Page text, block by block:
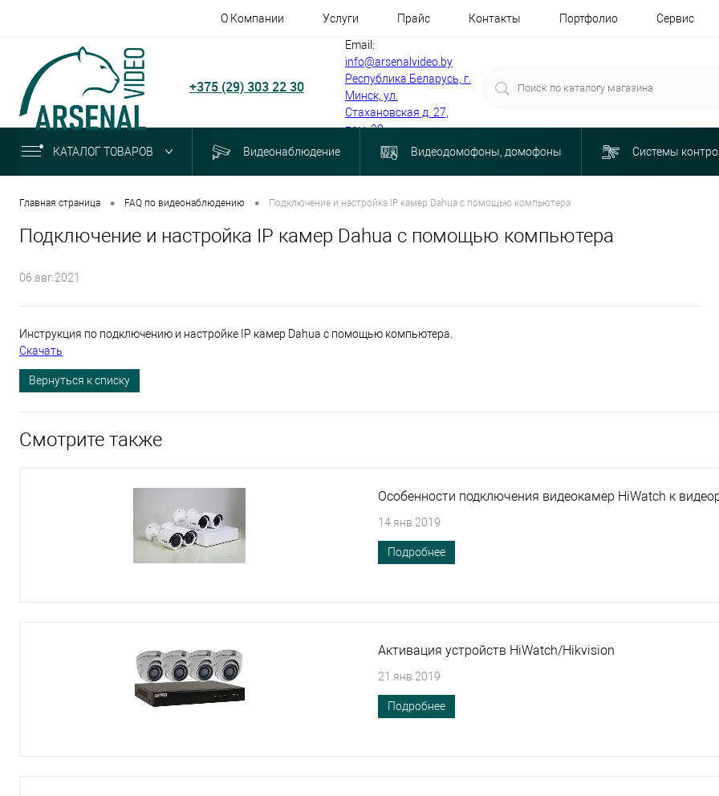
О Компании Услуги Прайс Контакты Портфолио Сервис
+375 (29) 303 22 30
Email:
info@arsenalvideo.by
Республика Беларусь, г.
Минск, ул.
Стахановская д. 27,
пом. 30
КАТАЛОГ ТОВАРОВ
Видеонаблюдение Видеодомофоны, домофоны Системы
Главная страница • FAQ по видеонаблюдению • Подключение и настройка IP камер Dahua с помощью компьютера
Подключение и настройка IP камер Dahua с помощью компьютера
06.авг.2021
Инструкция по подключению и настройке IP камер Dahua с помощью компьютера.
Скачать
Вернуться к списку
Смотрите также
Особенности подключения видеокамер HiWatch к
14.янв.2019
Подробнее
Активация устройств HiWatch/Hikvision
21.янв.2019
Подробнее